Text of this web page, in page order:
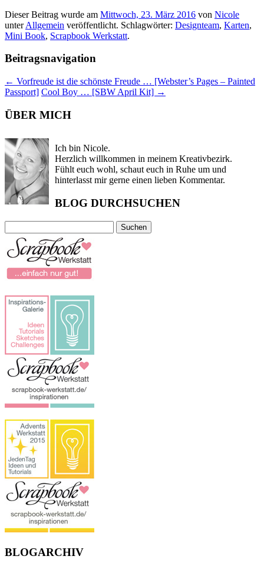
Dieser Beitrag wurde am Mittwoch, 23. März 2016 von Nicole
unterAllgemein veröffentlicht. Schlagwörter: Designteam, Karten,
Mini Book, Scrapbook Werkstatt.
Beitragsnavigation
← Vorfreude ist die schönste Freude … [Webster’s Pages – Painted
Passport] Cool Boy … [SBW April Kit] →
ÜBER MICH
Ich bin Nicole.
Herzlich willkommen in meinem Kreativbezirk.
Fühlt euch wohl, schaut euch in Ruhe um und
hinterlasst mir gerne einen lieben Kommentar.
BLOG DURCHSUCHEN
nach:
BLOGARCHIV